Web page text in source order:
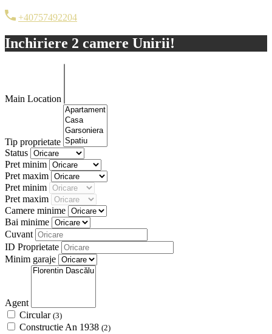
+40757492204
Inchiriere 2 camere Unirii!
Main Location
Tip proprietate
Status
Pret minim
Pret maxim
Pret minim
Pret maxim
Camere minime
Bai minime
Cuvant
ID Proprietate
Minim garaje
Agent
Circular (3)
Constructie An 1938 (2)